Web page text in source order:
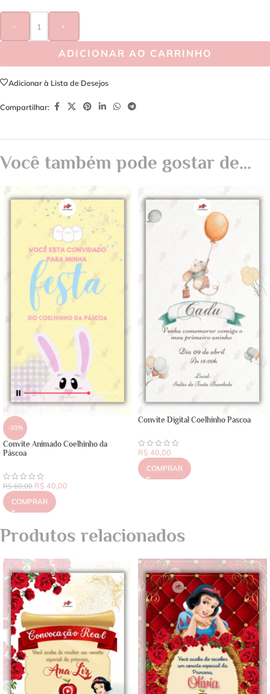
- +
ADICIONAR AO CARRINHO
Adicionar à Lista de Desejos
Compartilhar:
Você também pode gostar de…
-33%
Convite Animado Coelhinho da
Páscoa
R$60,00 R$ 40,00
COMPRAR
Convite Digital Coelhinho Pascoa
R$ 40,00
COMPRAR
Produtos relacionados